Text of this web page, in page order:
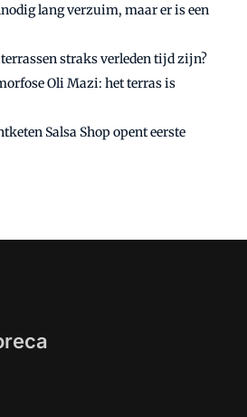
lang verzuim, maar er is een
straks verleden tijd zijn?
Oli Mazi: het terras is
Salsa Shop opent eerste